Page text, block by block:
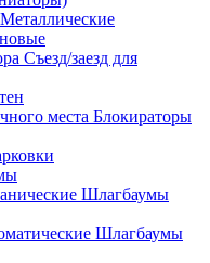
Металлические
Съезд/заезд для
Блокираторы
Шлагбаумы
Шлагбаумы